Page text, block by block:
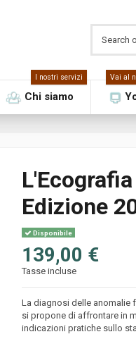
Chi siamo
I nostri servizi Vai al
Edizione
Disponibile
139,00 €
Tasse incluse
La diagnosi delle anomalie
si propone di affrontare in
indicazioni pratiche sullo